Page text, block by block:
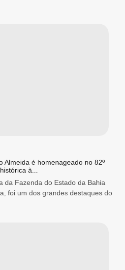
Almeida é homenageado no 82º
à...
da Fazenda do Estado da Bahia
foi um dos grandes destaques do